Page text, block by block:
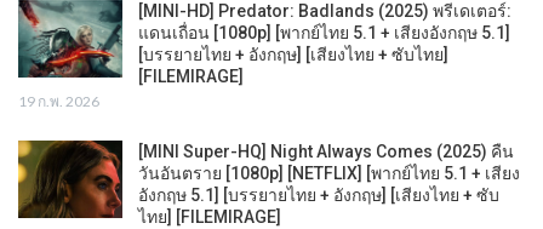
[MINI-HD] Predator: Badlands (2025) พรีเดเตอร์:
แดนเถื่อน [1080p] [พากย์ไทย 5.1 + เสียงอังกฤษ 5.1]
[บรรยายไทย + อังกฤษ] [เสียงไทย + ซับไทย]
[FILEMIRAGE]
19 ก.พ. 2026
[MINI Super-HQ] Night Always Comes (2025) คืน
วันอันตราย [1080p] [NETFLIX] [พากย์ไทย 5.1 + เสียง
อังกฤษ 5.1] [บรรยายไทย + อังกฤษ] [เสียงไทย + ซับ
ไทย] [FILEMIRAGE]